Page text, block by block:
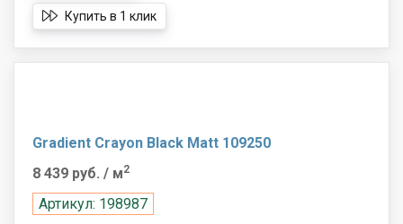
Купить в 1 клик
Gradient Crayon Black Matt 109250
8 439 руб. / м2
Артикул: 198987